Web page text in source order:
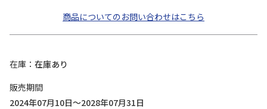
商品についてのお問い合わせはこちら
在庫
在庫あり
販売期間
2024年07月10日～2028年07月31日